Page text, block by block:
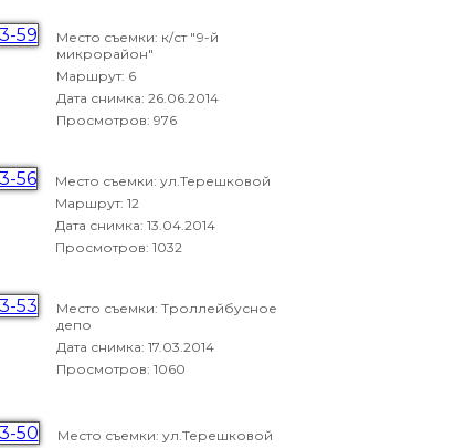
Место съемки: к/ст "9-й
микрорайон"
Маршрут: 6
Дата снимка: 26.06.2014
Просмотров: 976
Место съемки: ул.Терешковой
Маршрут: 12
Дата снимка: 13.04.2014
Просмотров: 1032
Место съемки: Троллейбусное
депо
Дата снимка: 17.03.2014
Просмотров: 1060
Место съемки: ул.Терешковой